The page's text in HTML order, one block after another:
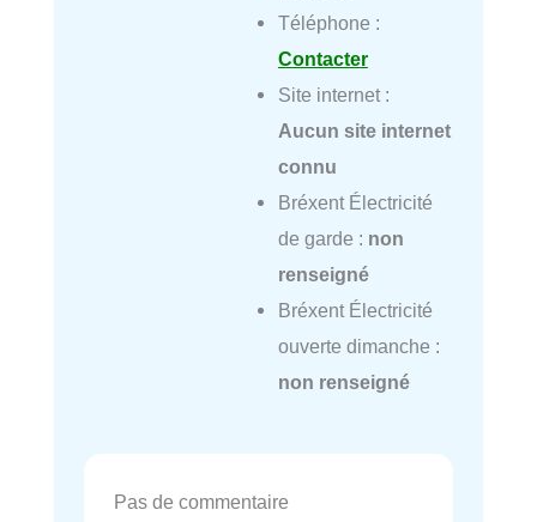
Téléphone :
Contacter
Site internet :
Aucun site internet
connu
Bréxent Électricité
de garde : non
renseigné
Bréxent Électricité
ouverte dimanche :
non renseigné
Pas de commentaire